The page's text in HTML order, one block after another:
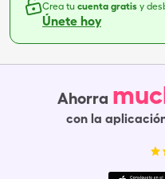
Crea tu cuenta gratis y
Únete hoy
Ahorra
con la